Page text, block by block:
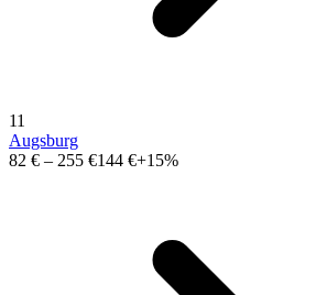
11
Augsburg
82 € – 255 €144 €+15%